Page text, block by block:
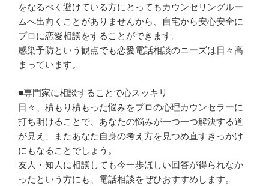
をなるべく避けている方にとってもカウンセリングルー
ムへ出向くことがありませんから、自宅から安心安全に
プロに恋愛相談をすることができます。
感染予防という観点でも恋愛電話相談のニーズは日々高
まっています。
■専門家に相談することで心スッキリ
日々、積もり積もった悩みをプロの心理カウンセラーに
打ち明けることで、あなたの悩みが一つ一つ解決する道
が見え、またあなた自身の考え方を見つめ直すきっかけ
にもなることでしょう。
友人・知人に相談しても今一歩ほしい回答が得られなか
ったという方にも、電話相談をぜひおすすめします。